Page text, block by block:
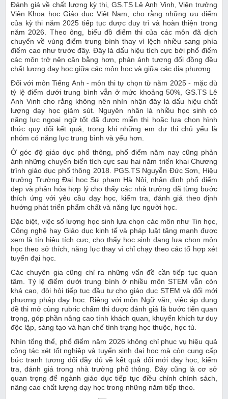
Đánh giá về chất lượng kỳ thi, GS.TS Lê Anh Vinh, Viện trưởng
Viện Khoa học Giáo dục Việt Nam, cho rằng những ưu điểm
của kỳ thi năm 2025 tiếp tục được duy trì và hoàn thiện trong
năm 2026. Theo ông, biểu đồ điểm thi của các môn đã dịch
chuyển về vùng điểm trung bình thay vì lệch nhiều sang phía
điểm cao như trước đây. Đây là dấu hiệu tích cực bởi phổ điểm
các môn trở nên cân bằng hơn, phản ánh tương đối đồng đều
chất lượng dạy học giữa các môn học và giữa các địa phương.
Đối với môn Tiếng Anh - môn thi tự chọn từ năm 2025 - mặc dù
tỷ lệ điểm dưới trung bình vẫn ở mức khoảng 50%, GS.TS Lê
Anh Vinh cho rằng không nên nhìn nhận đây là dấu hiệu chất
lượng dạy học giảm sút. Nguyên nhân là nhiều học sinh có
năng lực ngoại ngữ tốt đã được miễn thi hoặc lựa chọn hình
thức quy đổi kết quả, trong khi những em dự thi chủ yếu là
nhóm có năng lực trung bình và yếu hơn.
Ở góc độ giáo dục phổ thông, phổ điểm năm nay cũng phản
ánh những chuyển biến tích cực sau hai năm triển khai Chương
trình giáo dục phổ thông 2018. PGS.TS Nguyễn Đức Sơn, Hiệu
trưởng Trường Đại học Sư phạm Hà Nội, nhận định phổ điểm
đẹp và phân hóa hợp lý cho thấy các nhà trường đã từng bước
thích ứng với yêu cầu dạy học, kiểm tra, đánh giá theo định
hướng phát triển phẩm chất và năng lực người học.
Đặc biệt, việc số lượng học sinh lựa chọn các môn như Tin học,
Công nghệ hay Giáo dục kinh tế và pháp luật tăng mạnh được
xem là tín hiệu tích cực, cho thấy học sinh đang lựa chọn môn
học theo sở thích, năng lực thay vì chỉ chạy theo các tổ hợp xét
tuyển đại học.
Các chuyên gia cũng chỉ ra những vấn đề cần tiếp tục quan
tâm. Tỷ lệ điểm dưới trung bình ở nhiều môn STEM vẫn còn
khá cao, đòi hỏi tiếp tục đầu tư cho giáo dục STEM và đổi mới
phương pháp dạy học. Riêng với môn Ngữ văn, việc áp dụng
đề thi mở cùng rubric chấm thi được đánh giá là bước tiến quan
trọng, góp phần nâng cao tính khách quan, khuyến khích tư duy
độc lập, sáng tạo và hạn chế tình trạng học thuộc, học tủ.
Nhìn tổng thể, phổ điểm năm 2026 không chỉ phục vụ hiệu quả
công tác xét tốt nghiệp và tuyển sinh đại học mà còn cung cấp
bức tranh tương đối đầy đủ về kết quả đổi mới dạy học, kiểm
tra, đánh giá trong nhà trường phổ thông. Đây cũng là cơ sở
quan trọng để ngành giáo dục tiếp tục điều chỉnh chính sách,
nâng cao chất lượng dạy học trong những năm tiếp theo.